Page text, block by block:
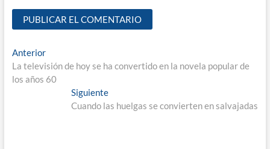
Navegación
de
entradas
AnteriorEntrada
anterior:
La televisión de hoy se ha convertido en la novela popular de
los años 60
SiguienteEntrada
siguiente:
Cuando las huelgas se convierten en salvajadas